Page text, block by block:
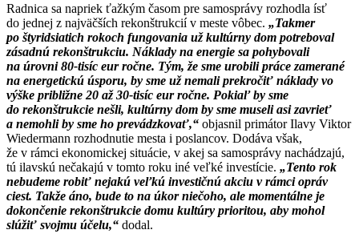
Radnica sa napriek ťažkým časom pre samosprávy rozhodla ísť
do jednej z najväčších rekonštrukcií v meste vôbec. „Takmer
po štyridsiatich rokoch fungovania už kultúrny dom potreboval
zásadnú rekonštrukciu. Náklady na energie sa pohybovali
na úrovni 80-tisíc eur ročne. Tým, že sme urobili práce zamerané
na energetickú úsporu, by sme už nemali prekročiť náklady vo
výške približne 20 až 30-tisíc eur ročne. Pokiaľ by sme
do rekonštrukcie nešli, kultúrny dom by sme museli asi zavrieť
a nemohli by sme ho prevádzkovať,“ objasnil primátor Ilavy Viktor
Wiedermann rozhodnutie mesta i poslancov. Dodáva však,
že v rámci ekonomickej situácie, v akej sa samosprávy nachádzajú,
tú ilavskú nečakajú v tomto roku iné veľké investície. „Tento rok
nebudeme robiť nejakú veľkú investičnú akciu v rámci opráv
ciest. Takže áno, bude to na úkor niečoho, ale momentálne je
dokončenie rekonštrukcie domu kultúry prioritou, aby mohol
slúžiť svojmu účelu,“ dodal.